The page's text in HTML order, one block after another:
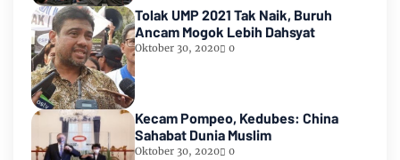
Tolak UMP 2021 Tak Naik, Buruh
Ancam Mogok Lebih Dahsyat
Oktober 30, 2020 0
Kecam Pompeo, Kedubes: China
Sahabat Dunia Muslim
Oktober 30, 2020 0